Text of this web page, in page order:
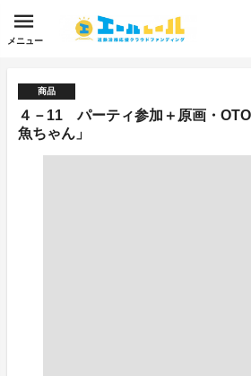
メニュー
商品
４－11 パーティ参加＋原画・
魚ちゃん」